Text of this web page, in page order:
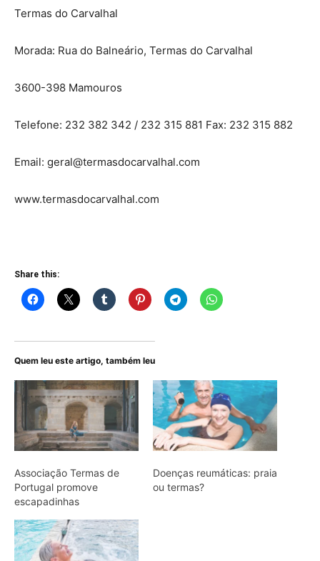
Termas do Carvalhal
Morada: Rua do Balneário, Termas do Carvalhal
3600-398 Mamouros
Telefone: 232 382 342 / 232 315 881 Fax: 232 315 882
Email: geral@termasdocarvalhal.com
www.termasdocarvalhal.com
Share this:
Quem leu este artigo, também leu
Associação Termas de
Portugal promove
escapadinhas
Doenças reumáticas: praia
ou termas?